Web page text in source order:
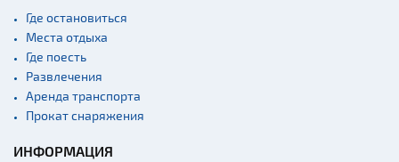
Где остановиться
Места отдыха
Где поесть
Развлечения
Аренда транспорта
Прокат снаряжения
ИНФОРМАЦИЯ